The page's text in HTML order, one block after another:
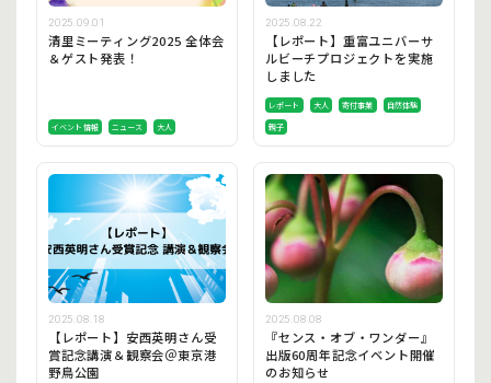
2025.09.01
清里ミーティング2025 全体会
＆ゲスト発表！
イベント情報 ニュース 大人
2025.08.22
【レポート】重富ユニバーサ
ルビーチプロジェクトを実施
しました
レポート 大人 寄付事業
自然体験
親子
2025.08.18
【レポート】安西英明さん受
賞記念講演＆観察会＠東京港
野鳥公園
2025.08.08
『センス・オブ・ワンダー』
出版60周年記念イベント開催
のお知らせ